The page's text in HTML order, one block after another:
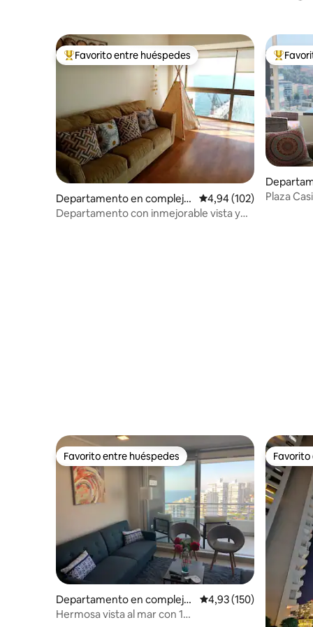
Favorito entre los huéspedes más destacados
Favorito entre huéspedes
Departamento en complejo
residencial en Viña del Mar
Calificación promedio:
4,94 (102)
Departamento con inmejorable vista y
Plaza
Favorito entre huéspedes
Favorito entre huéspedes
Departamento en complejo
residencial en Viña del Mar
Calificación promedio:
4,93 (150)
Hermosa vista al mar con 1